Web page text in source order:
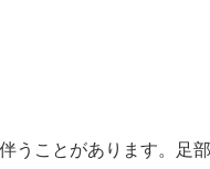
うことがあります。足